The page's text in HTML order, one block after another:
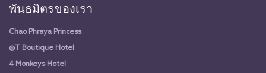
พันธมิตรของเรา
Chao Phraya Princess
@T Boutique Hotel
4 Monkeys Hotel